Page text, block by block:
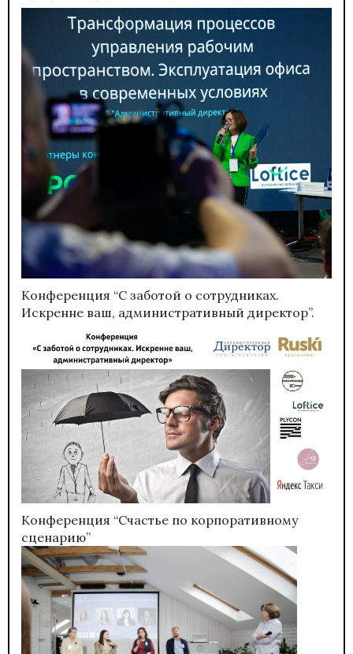
Конференция “С заботой о сотрудниках.
Искренне ваш, административный директор”.
Конференция “Счастье по корпоративному
сценарию”